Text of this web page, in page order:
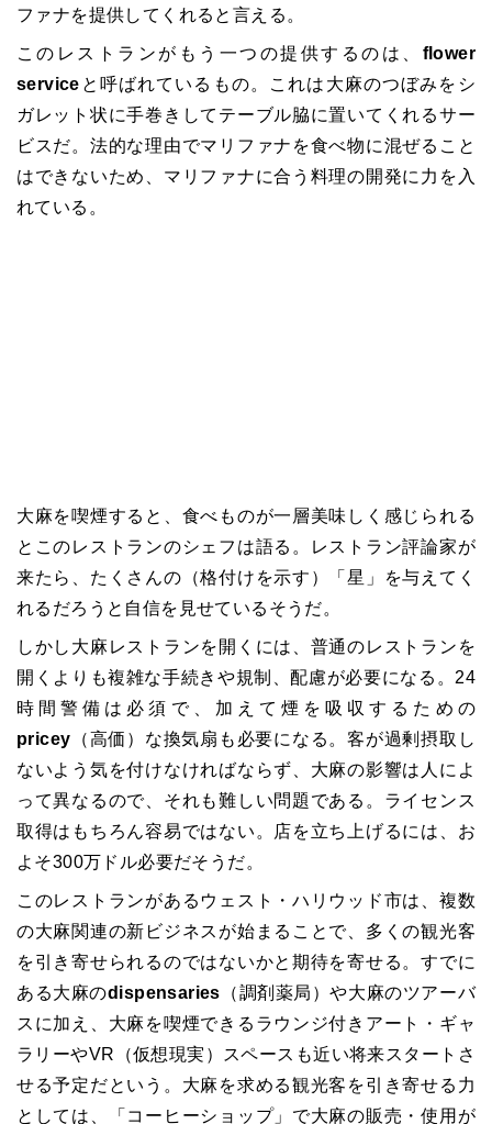
ファナを提供してくれると言える。
このレストランがもう一つの提供するのは、 flower
service と呼ばれているもの。これは大麻のつぼみをシ
ガレット状に手巻きしてテーブル脇に置いてくれるサー
ビスだ。法的な理由でマリファナを食べ物に混ぜること
はできないため、マリファナに合う料理の開発に力を入
れている。
大麻を喫煙すると、食べものが一層美味しく感じられる
とこのレストランのシェフは語る。レストラン評論家が
来たら、たくさんの（格付けを示す）「星」を与えてく
れるだろうと自信を見せているそうだ。
しかし大麻レストランを開くには、普通のレストランを
開くよりも複雑な手続きや規制、配慮が必要になる。24
時間警備は必須で、加えて煙を吸収するための
pricey （高価）な換気扇も必要になる。客が過剰摂取し
ないよう気を付けなければならず、大麻の影響は人によ
って異なるので、それも難しい問題である。ライセンス
取得はもちろん容易ではない。店を立ち上げるには、お
よそ300万ドル必要だそうだ。
このレストランがあるウェスト・ハリウッド市は、複数
の大麻関連の新ビジネスが始まることで、多くの観光客
を引き寄せられるのではないかと期待を寄せる。すでに
ある大麻のdispensaries （調剤薬局）や大麻のツアーバ
スに加え、大麻を喫煙できるラウンジ付きアート・ギャ
ラリーやVR（仮想現実）スペースも近い将来スタートさ
せる予定だという。大麻を求める観光客を引き寄せる力
としては、「コーヒーショップ」で大麻の販売・使用が